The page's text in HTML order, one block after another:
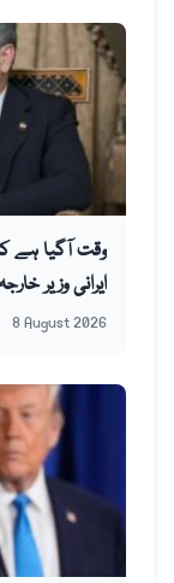
وقت آگیا ہے
ایرانی وزیر
8 August 2026